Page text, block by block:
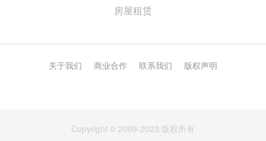
房屋租赁
关于我们 商业合作 联系我们 版权声明
Copyright © 2009-2023 版权所有